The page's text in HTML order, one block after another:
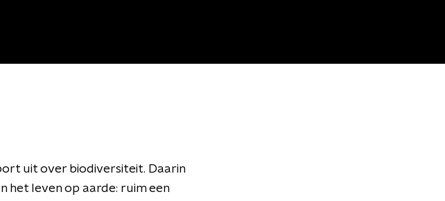
uit over biodiversiteit. Daarin
het leven op aarde: ruim een